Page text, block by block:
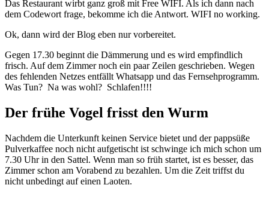
Das Restaurant wirbt ganz groß mit Free WIFI. Als ich dann nach
dem Codewort frage, bekomme ich die Antwort. WIFI no working.
Ok, dann wird der Blog eben nur vorbereitet.
Gegen 17.30 beginnt die Dämmerung und es wird empfindlich
frisch. Auf dem Zimmer noch ein paar Zeilen geschrieben. Wegen
des fehlenden Netzes entfällt Whatsapp und das Fernsehprogramm.
Was Tun? Na was wohl? Schlafen!!!!
Der frühe Vogel frisst den Wurm
Nachdem die Unterkunft keinen Service bietet und der pappsüße
Pulverkaffee noch nicht aufgetischt ist schwinge ich mich schon um
7.30 Uhr in den Sattel. Wenn man so früh startet, ist es besser, das
Zimmer schon am Vorabend zu bezahlen. Um die Zeit triffst du
nicht unbedingt auf einen Laoten.